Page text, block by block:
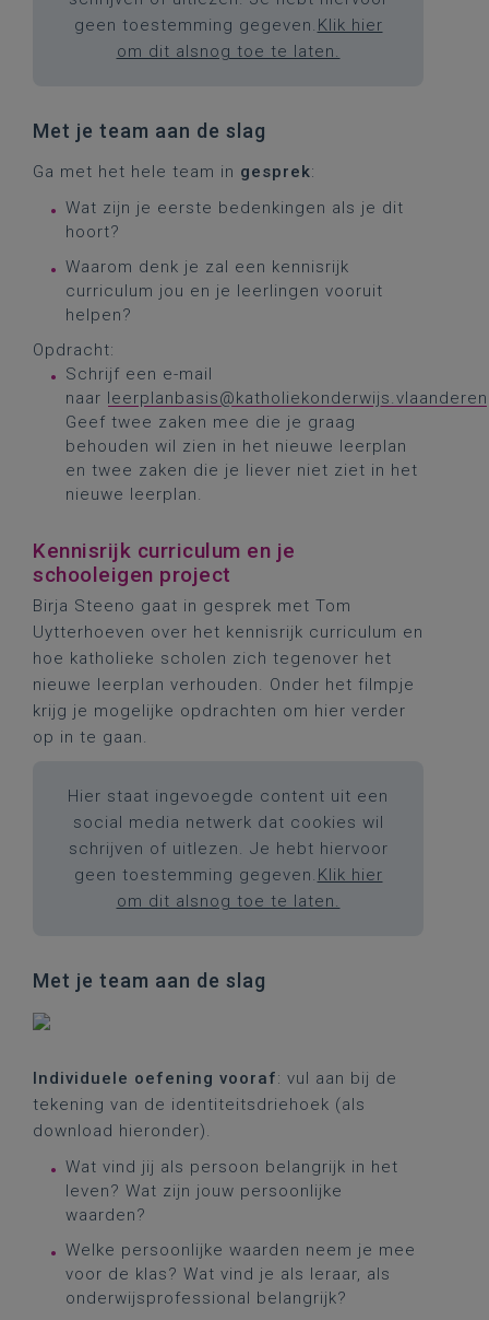
geen toestemming gegeven. Klik hier
om dit alsnog toe te laten.
Met je team aan de slag
Ga met het hele team in gesprek:
Wat zijn je eerste bedenkingen als je dit
hoort?
Waarom denk je zal een kennisrijk
curriculum jou en je leerlingen vooruit
helpen?
Opdracht:
Schrijf een e-mail
naar leerplanbasis@katholiekonderwijs.vlaanderen
Geef twee zaken mee die je graag
behouden wil zien in het nieuwe leerplan
en twee zaken die je liever niet ziet in het
nieuwe leerplan.
Kennisrijk curriculum en je
schooleigen project
Birja Steeno gaat in gesprek met Tom
Uytterhoeven over het kennisrijk curriculum en
hoe katholieke scholen zich tegenover het
nieuwe leerplan verhouden. Onder het filmpje
krijg je mogelijke opdrachten om hier verder
op in te gaan.
Hier staat ingevoegde content uit een
social media netwerk dat cookies wil
schrijven of uitlezen. Je hebt hiervoor
geen toestemming gegeven. Klik hier
om dit alsnog toe te laten.
Met je team aan de slag
Individuele oefening vooraf: vul aan bij de
tekening van de identiteitsdriehoek (als
download hieronder).
Wat vind jij als persoon belangrijk in het
leven? Wat zijn jouw persoonlijke
waarden?
Welke persoonlijke waarden neem je mee
voor de klas? Wat vind je als leraar, als
onderwijsprofessional belangrijk?